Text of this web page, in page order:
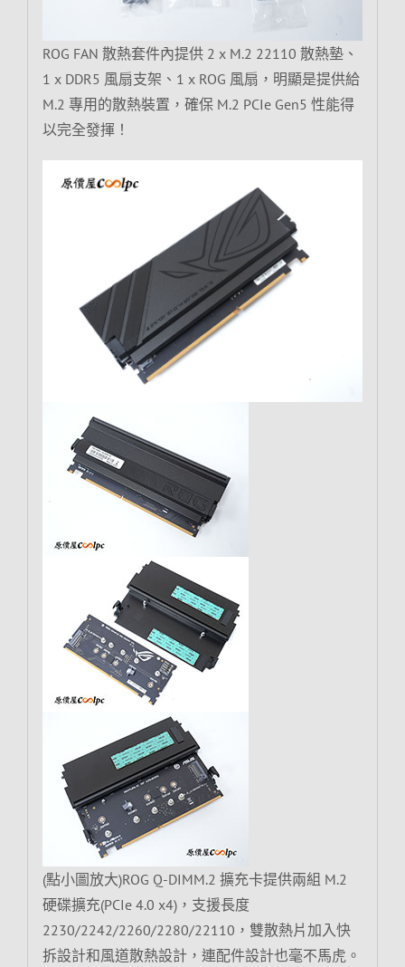
ROG FAN 散熱套件內提供 2 x M.2 22110 散熱墊、
1 x DDR5 風扇支架、1 x ROG 風扇，明顯是提供給
M.2 專用的散熱裝置，確保 M.2 PCIe Gen5 性能得
以完全發揮！
(點小圖放大)ROG Q-DIMM.2 擴充卡提供兩組 M.2
硬碟擴充(PCIe 4.0 x4)，支援長度
2230/2242/2260/2280/22110，雙散熱片加入快
拆設計和風道散熱設計，連配件設計也毫不馬虎。